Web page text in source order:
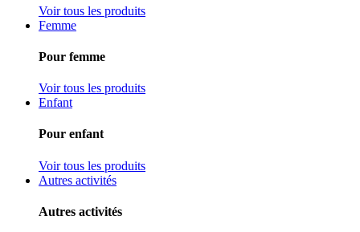
Voir tous les produits
Femme
Pour femme
Voir tous les produits
Enfant
Pour enfant
Voir tous les produits
Autres activités
Autres activités